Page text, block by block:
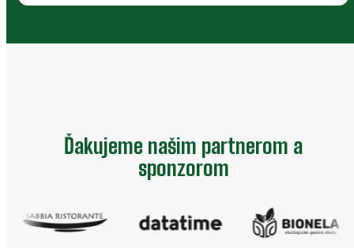
Ďakujeme našim partnerom a
sponzorom